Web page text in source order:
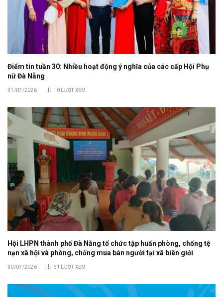
Điểm tin tuần 30: Nhiều hoạt động ý nghĩa của các cấp Hội Phụ
nữ Đà Nẵng
31/07/2026 10 LƯỢT XEM
Hội LHPN thành phố Đà Nẵng tổ chức tập huấn phòng, chống tệ
nạn xã hội và phòng, chống mua bán người tại xã biên giới
30/07/2026 61 LƯỢT XEM